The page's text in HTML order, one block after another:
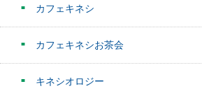
カフェキネシ
カフェキネシお茶会
キネシオロジー